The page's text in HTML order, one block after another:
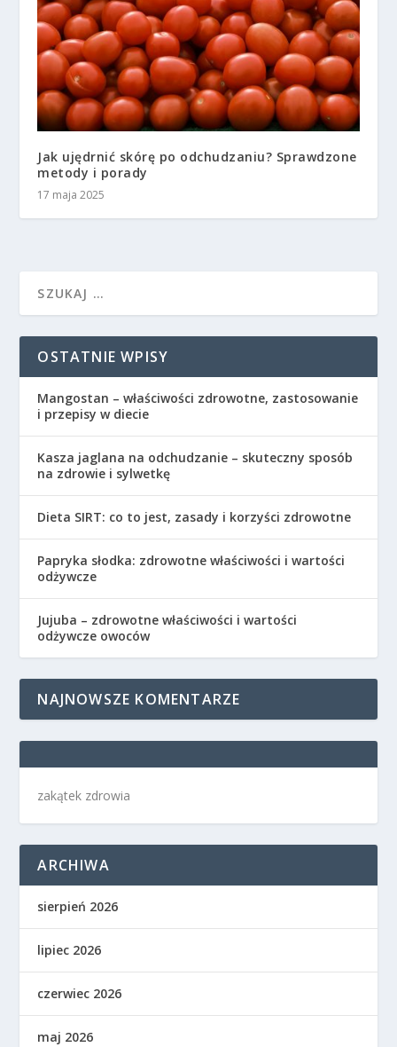
Jak ujędrnić skórę po odchudzaniu? Sprawdzone
metody i porady
17 maja 2025
OSTATNIE WPISY
Mangostan – właściwości zdrowotne, zastosowanie
i przepisy w diecie
Kasza jaglana na odchudzanie – skuteczny sposób
na zdrowie i sylwetkę
Dieta SIRT: co to jest, zasady i korzyści zdrowotne
Papryka słodka: zdrowotne właściwości i wartości
odżywcze
Jujuba – zdrowotne właściwości i wartości
odżywcze owoców
NAJNOWSZE KOMENTARZE
zakątek zdrowia
ARCHIWA
sierpień 2026
lipiec 2026
czerwiec 2026
maj 2026